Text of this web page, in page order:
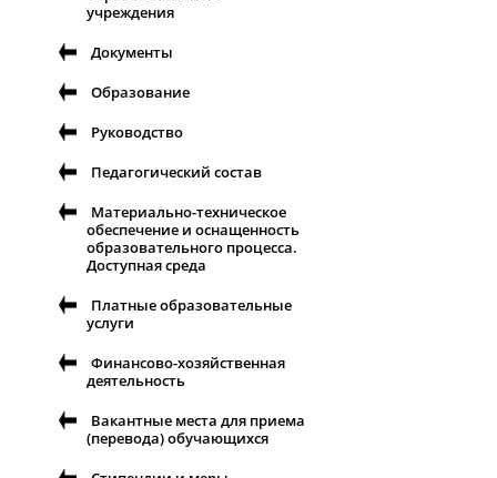
учреждения
Документы
Образование
Руководство
Педагогический состав
Материально-техническое
обеспечение и оснащенность
образовательного процесса.
Доступная среда
Платные образовательные
услуги
Финансово-хозяйственная
деятельность
Вакантные места для приема
(перевода) обучающихся